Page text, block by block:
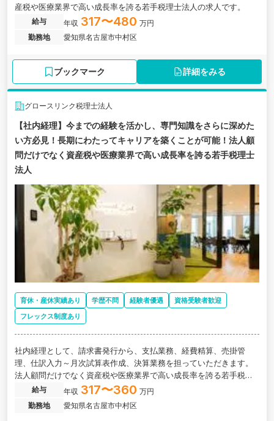
産税や医療業界で高い成長率を誇る若手税理士法人の求人です。
給与 年収 317〜480 万円
勤務地
愛知県名古屋市中村区
ブックマーク 詳細をみる
グロースリンク税理士法人
【社内経理】今までの経験を活かし、専門知識をさらに深めた
い方必見！長期にわたってキャリアを築くことが可能！法人顧
問だけでなく資産税や医療業界で高い成長率を誇る若手税理士
法人
育休・産休実績あり 学歴不問 経験者優遇
資格受験者歓迎
フレックス制度あり
社内経理として、請求書発行から、支払業務、経費精算、売掛管
理、仕訳入力～月次試算表作成、決算業務を担っていただきます。
法人顧問だけでなく資産税や医療業界で高い成長率を誇る若手税理
士法人の求人です。
給与 年収 317〜360 万円
勤務地
愛知県名古屋市中村区